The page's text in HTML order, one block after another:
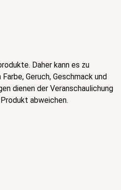
Daher kann es zu
Geruch, Geschmack und
dienen der Veranschaulichung
abweichen.